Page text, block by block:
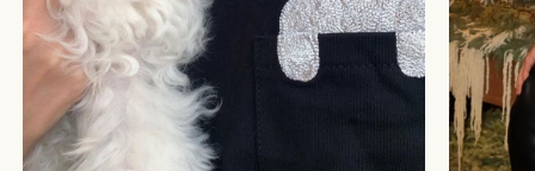
СТУДИЯ ВЫШИВКИ.
ПРЕМИАЛЬНЫЕ ВЕЩИ С ВЫШИВКОЙ ЖИВОТНЫХ,
СОЗДАННЫЕ СПЕЦИАЛЬНО ДЛЯ ВАС.
КАТАЛОГ
АФРИКА